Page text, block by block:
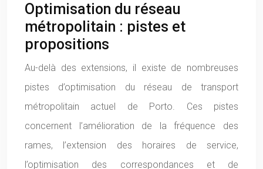
Optimisation du réseau
métropolitain : pistes et
propositions
Au-delà des extensions, il existe de nombreuses
pistes d’optimisation du réseau de transport
métropolitain actuel de Porto. Ces pistes
concernent l’amélioration de la fréquence des
rames, l’extension des horaires de service,
l’optimisation des correspondances et de